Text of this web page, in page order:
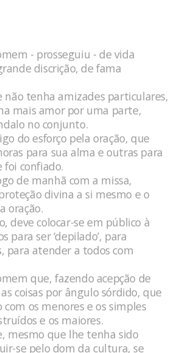
- prosseguiu - de vida
discrição, de fama
não tenha amizades particulares,
mais amor por uma parte,
no conjunto.
do esforço pela oração, que
para sua alma e outras para
foi confiado.
de manhã com a missa,
divina a si mesmo e o
oração.
deve colocar-se em público à
para ser ‘depilado’, para
para atender a todos com
que, fazendo acepção de
coisas por ângulo sórdido, que
os menores e os simples
e os maiores.
mesmo que lhe tenha sido
se pelo dom da cultura, se